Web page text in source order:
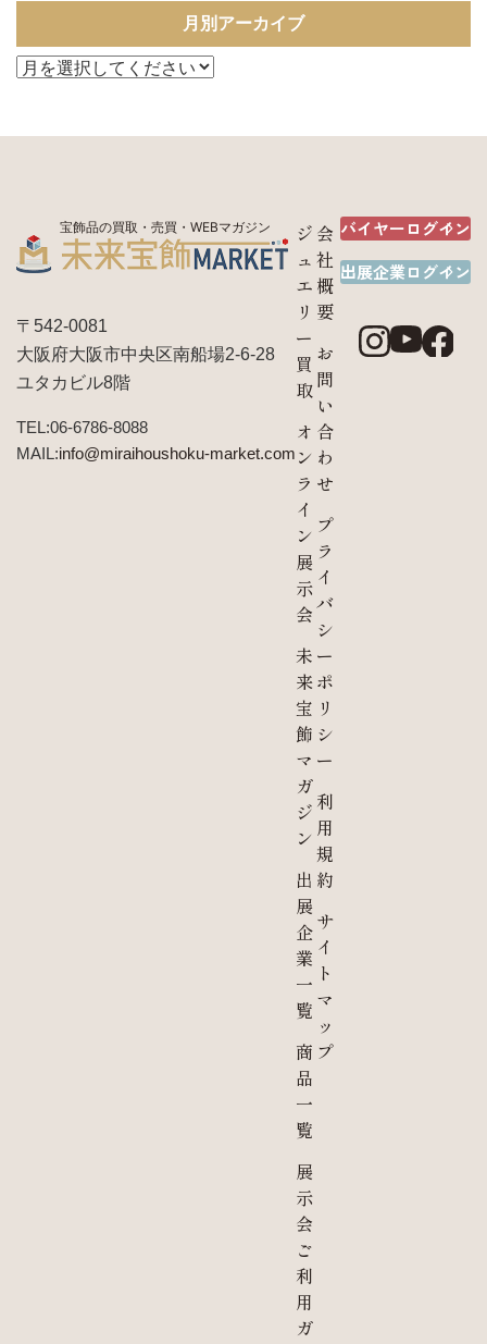
月別アーカイブ
宝飾品の買取・売買・WEBマガジン
〒542-0081
大阪府大阪市中央区南船場2-6-28
ユタカビル8階
TEL:06-6786-8088
MAIL:info@miraihoushoku-market.com
ジ
ュ
エ
リ
ー
買
取
オ
ン
ラ
イ
ン
展
示
会
未
来
宝
飾
マ
ガ
ジ
ン
出
展
企
業
一
覧
商
品
一
覧
展
示
会
ご
利
用
ガ
会
社
概
要
お
問
い
合
わ
せ
プ
ラ
イ
バ
シ
ー
ポ
リ
シ
ー
利
用
規
約
サ
イ
ト
マ
ッ
プ
バイヤーログイン
出展企業ログイン